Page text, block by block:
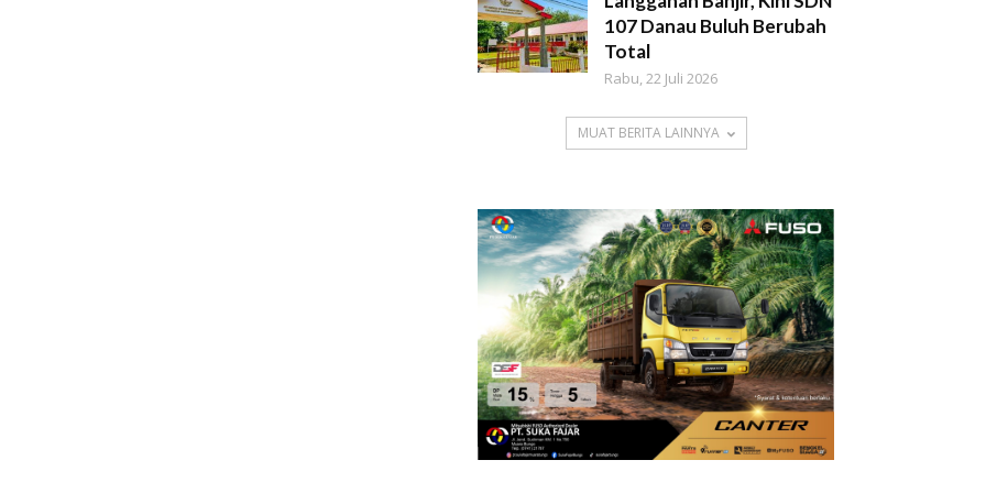
107 Danau Buluh Berubah
Total
Rabu, 22 Juli 2026
MUAT BERITA LAINNYA